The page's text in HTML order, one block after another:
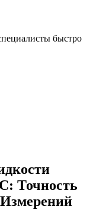
быстро
Точность